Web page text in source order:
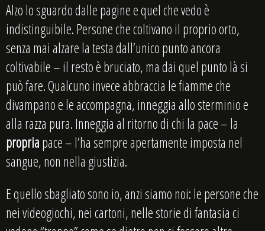
Alzo lo sguardo dalle pagine e quel che vedo è
indistinguibile. Persone che coltivano il proprio orto,
senza mai alzare la testa dall’unico punto ancora
coltivabile – il resto è bruciato, ma dai quel punto là si
può fare. Qualcuno invece abbraccia le fiamme che
divampano e le accompagna, inneggia allo sterminio e
alla razza pura. Inneggia al ritorno di chi la pace – la
propriapace – l’ha sempre apertamente imposta nel
sangue, non nella giustizia.
E quello sbagliato sono io, anzi siamo noi: le persone che
nei videogiochi, nei cartoni, nelle storie di fantasia ci